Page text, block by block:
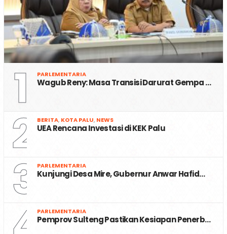
1 PARLEMENTARIA
Wagub Reny: Masa Transisi Darurat Gempa …
2 BERITA, KOTA PALU, NEWS
UEA Rencana Investasi di KEK Palu
3 PARLEMENTARIA
Kunjungi Desa Mire, Gubernur Anwar Hafid…
PARLEMENTARIA
Pemprov Sulteng Pastikan Kesiapan Penerb…